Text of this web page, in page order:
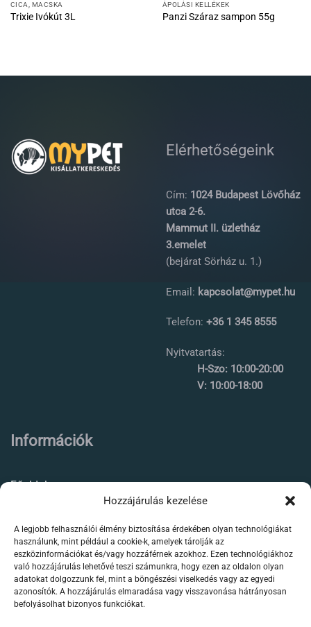
Hozzájárulás kezelése
A legjobb felhasználói élmény biztosítása érdekében olyan technológiákat
használunk, mint például a cookie-k, amelyek tárolják az
eszközinformációkat és/vagy hozzáférnek azokhoz. Ezen technológiákhoz
való hozzájárulás lehetővé teszi számunkra, hogy ezen az oldalon olyan
adatokat dolgozzunk fel, mint a böngészési viselkedés vagy az egyedi
azonosítók. A hozzájárulás elmaradása vagy visszavonása hátrányosan
befolyásolhat bizonyos funkciókat.
CICA, MACSKA
Trixie Ivókút 3L
ÁPOLÁSI KELLÉKEK
Panzi Száraz sampon 55g
Elérhetőségeink
Cím: 1024 Budapest Lövőház
utca 2-6.
Mammut II. üzletház
3.emelet
(bejárat Sörház u. 1.)
Email: kapcsolat@mypet.hu
Telefon: +36 1 345 8555
Nyitvatartás:
H-Szo: 10:00-20:00
V: 10:00-18:00
Információk
Főoldal
Élőállat kereskedés
Forgalmazott termékeink
Szaktanácsadás /